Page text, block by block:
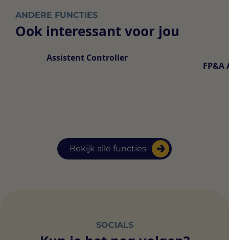
ANDERE FUNCTIES
Ook interessant voor jou
Bekijk alle functies
Assistent Controller
FP&A
SOCIALS